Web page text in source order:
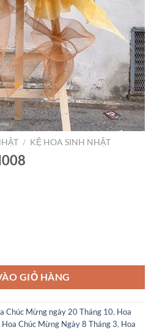
/ KỆ HOA SINH NHẬT
GIỎ HÀNG
Chúc Mừng ngày 20 Tháng 10, Hoa
Hoa Chúc Mừng Ngày 8 Tháng 3, Hoa